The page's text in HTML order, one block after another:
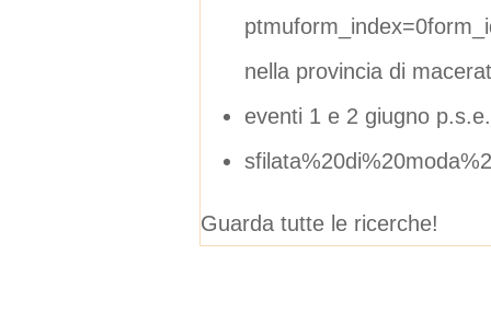
nella provincia di
eventi 1 e 2 giugno p.s.e.
Guarda tutte le ricerche!